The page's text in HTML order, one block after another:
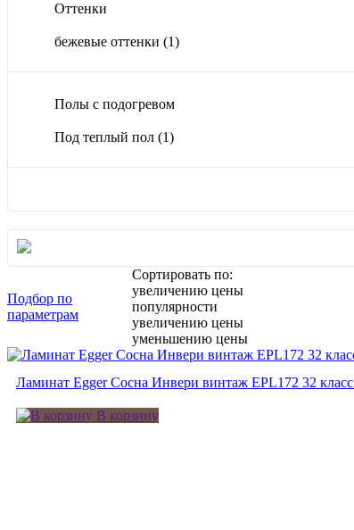
Оттенки
бежевые оттенки (1)
Полы с подогревом
Под теплый пол (1)
Подбор по
параметрам
Сортировать по:
увеличению цены
популярности
увеличению цены
уменьшению цены
Ламинат Egger Сосна Инвери винтаж EPL172 32 класс
В корзину